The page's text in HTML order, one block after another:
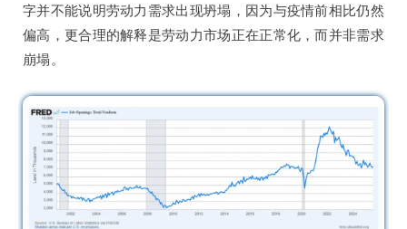
字并不能说明劳动力需求出现坍塌，因为与疫情前相比仍然
偏高，更合理的解释是劳动力市场正在正常化，而并非需求
崩塌。